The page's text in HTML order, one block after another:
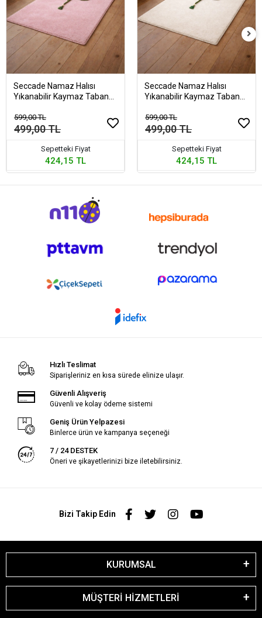
Seccade Namaz Halısı
Yıkanabilir Kaymaz Taban
599,00 TL
499,00 TL
Sepetteki Fiyat
424,15 TL
Seccade Namaz Halısı
Yıkanabilir Kaymaz Taban
599,00 TL
499,00 TL
Sepetteki Fiyat
424,15 TL
Hızlı Teslimat
Siparişleriniz en kısa sürede elinize ulaşır.
Güvenli Alışveriş
Güvenli ve kolay ödeme sistemi
Geniş Ürün Yelpazesi
Binlerce ürün ve kampanya seçeneği
7 / 24 DESTEK
Öneri ve şikayetlerinizi bize iletebilirsiniz.
Bizi Takip Edin
KURUMSAL
MÜŞTERİ HİZMETLERİ